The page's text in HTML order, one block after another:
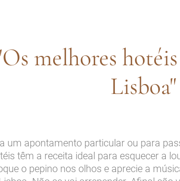
melhores
Lisboa"
um apontamento particular ou para
têm a receita ideal para esquecer a
o pepino nos olhos e aprecie a